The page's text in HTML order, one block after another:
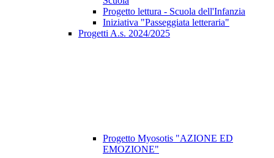
Progetto lettura - Scuola dell'Infanzia
Iniziativa "Passeggiata letteraria"
Progetti A.s. 2024/2025
Progetto Myosotis "AZIONE ED
EMOZIONE"